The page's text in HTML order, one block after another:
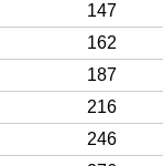
147
162
187
216
246